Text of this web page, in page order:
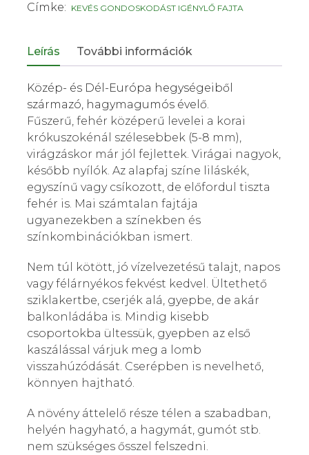
Címke: KEVÉS GONDOSKODÁST IGÉNYLŐ FAJTA
Leírás További információk
Közép- és Dél-Európa hegységeiből
származó, hagymagumós évelő.
Fűszerű, fehér középerű levelei a korai
krókuszokénál szélesebbek (5-8 mm),
virágzáskor már jól fejlettek. Virágai nagyok,
később nyílók. Az alapfaj színe liláskék,
egyszínű vagy csíkozott, de előfordul tiszta
fehér is. Mai számtalan fajtája
ugyanezekben a színekben és
színkombinációkban ismert.
Nem túl kötött, jó vízelvezetésű talajt, napos
vagy félárnyékos fekvést kedvel. Ültethető
sziklakertbe, cserjék alá, gyepbe, de akár
balkonládába is. Mindig kisebb
csoportokba ültessük, gyepben az első
kaszálással várjuk meg a lomb
visszahúzódását. Cserépben is nevelhető,
könnyen hajtható.
A növény áttelelő része télen a szabadban,
helyén hagyható, a hagymát, gumót stb.
nem szükséges ősszel felszedni.